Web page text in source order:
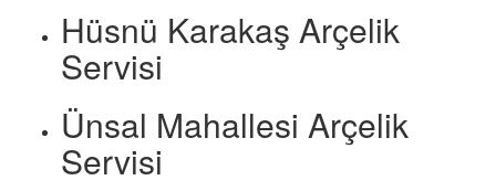
Hüsnü Karakaş Arçelik
Servisi
Ünsal Mahallesi Arçelik
Servisi